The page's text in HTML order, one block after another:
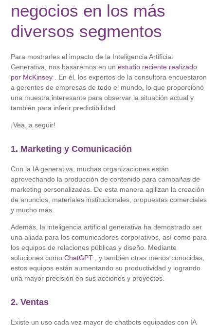
negocios en los más
diversos segmentos
Para mostrarles el impacto de la Inteligencia Artificial
Generativa, nos basaremos en unestudio reciente realizado
por McKinsey . En él, los expertos de la consultora encuestaron
a gerentes de empresas de todo el mundo, lo que proporcionó
una muestra interesante para observar la situación actual y
también para inferir predictibilidad.
¡Vea, a seguir!
1. Marketing y Comunicación
Con la IA generativa, muchas organizaciones están
aprovechando la producción de contenido para campañas de
marketing personalizadas. De esta manera agilizan la creación
de anuncios, materiales institucionales, propuestas comerciales
y mucho más.
Además, la inteligencia artificial generativa ha demostrado ser
una aliada para los comunicadores corporativos, así como para
los equipos de relaciones públicas y diseño. Mediante
soluciones comoChatGPT , y también otras menos conocidas,
estos equipos están aumentando su productividad y logrando
una mayor precisión en sus acciones y proyectos.
2. Ventas
Existe un uso cada vez mayor de chatbots equipados con IA